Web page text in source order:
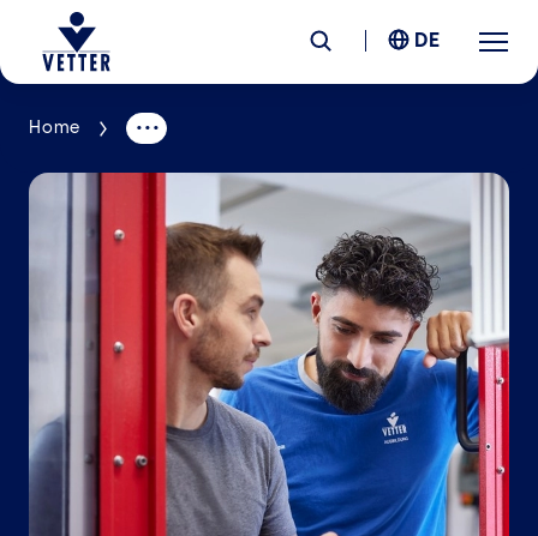
Unternehmen
Verantwortung
Services
Standorte
News & Insights
DE
Home